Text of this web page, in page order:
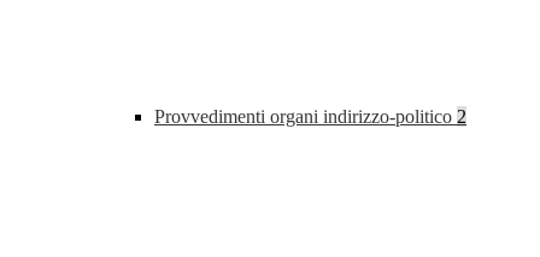
Provvedimenti organi indirizzo-politico 2